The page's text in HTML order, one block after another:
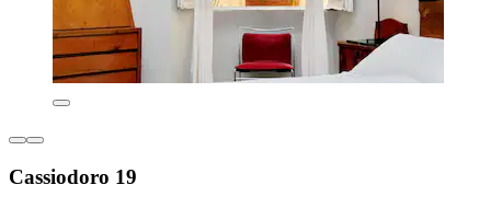
Cassiodoro 19